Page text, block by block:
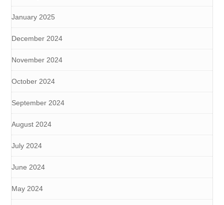
January 2025
December 2024
November 2024
October 2024
September 2024
August 2024
July 2024
June 2024
May 2024